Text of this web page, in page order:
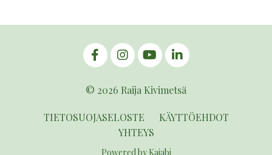
© 2026 Raija Kivimetsä
TIETOSUOJASELOSTE
KÄYTTÖEHDOT
YHTEYS
Powered by Kajabi